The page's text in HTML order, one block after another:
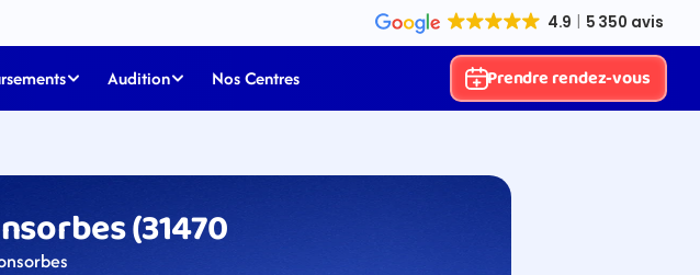
Audition Nos Centres Prendre rendez-vous
(31470